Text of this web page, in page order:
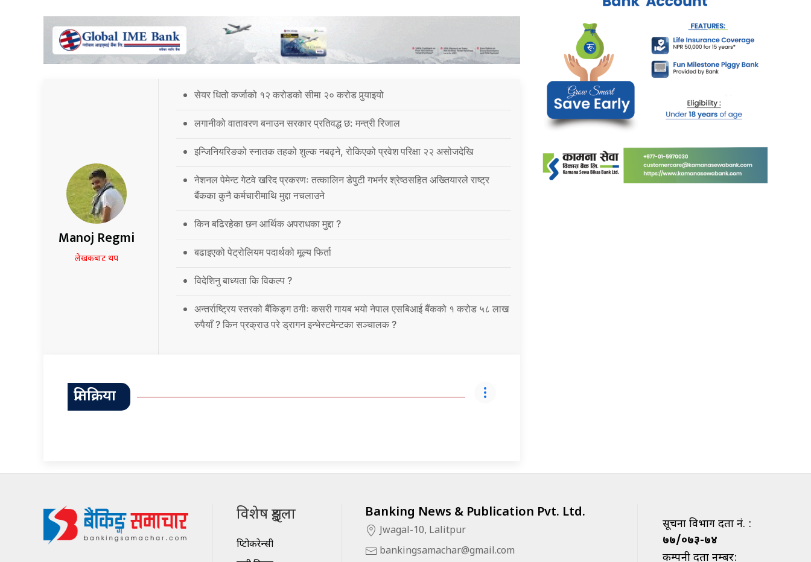
Manoj Regmi
लेखकबाट थप
सेयर धितो कर्जाको १२ करोडको सीमा २० करोड पुर्‍याइयो
लगानीको वातावरण बनाउन सरकार प्रतिवद्ध छ: मन्त्री रिजाल
इन्जिनियरिङको स्नातक तहको शुल्क नबढ्ने, रोकिएको प्रवेश परिक्षा २२ असोजदेखि
नेशनल पेमेन्ट गेटवे खरिद प्रकरणः तत्कालिन डेपुटी गभर्नर श्रेष्ठसहित अख्तियारले राष्ट्र
बैंकका कुनै कर्मचारीमाथि मुद्दा नचलाउने
किन बढिरहेका छन आर्थिक अपराधका मुद्दा ?
बढाइएको पेट्रोलियम पदार्थको मूल्य फिर्ता
विदेशिनु बाध्यता कि विकल्प ?
अन्तर्राष्ट्रिय स्तरको बैंकिङ्ग ठगीः कसरी गायब भयो नेपाल एसबिआई बैंकको १ करोड ५८ लाख
रुपैयाँ ? किन प्रक्राउ परे ड्रागन इन्भेस्टमेन्टका सञ्चालक ?
प्रतिक्रिया
विशेष शृङ्खला
क्रिप्टोकरेन्सी
Banking News & Publication Pvt. Ltd.
Jwagal-10, Lalitpur
bankingsamachar@gmail.com
सूचना विभाग दर्ता नं. :
७७/०७३-७४
कम्पनी दर्ता नम्बर: